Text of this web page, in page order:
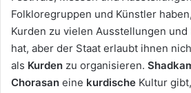
Folkloregruppen und Künstler
Kurden zu vielen Ausstellungen
hat, aber der Staat erlaubt ihnen
als Kurden zu organisieren.
Chorasan eine kurdische Kultur